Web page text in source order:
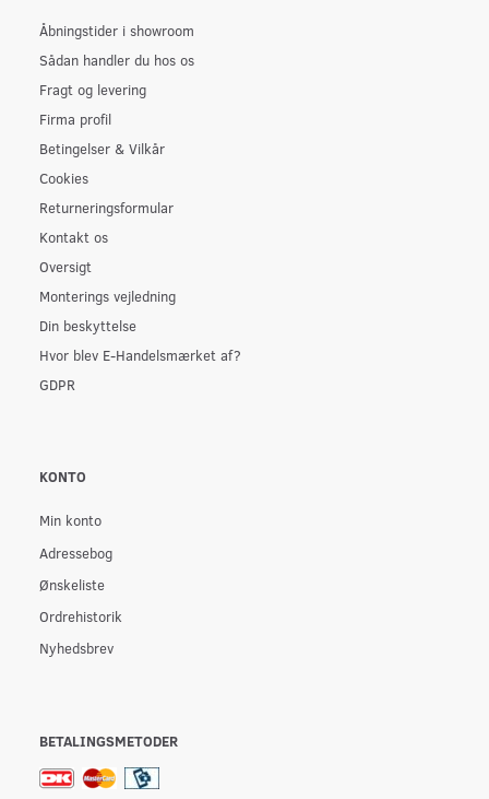
Åbningstider i showroom
Sådan handler du hos os
Fragt og levering
Firma profil
Betingelser & Vilkår
Cookies
Returneringsformular
Kontakt os
Oversigt
Monterings vejledning
Din beskyttelse
Hvor blev E-Handelsmærket af?
GDPR
KONTO
Min konto
Adressebog
Ønskeliste
Ordrehistorik
Nyhedsbrev
BETALINGSMETODER